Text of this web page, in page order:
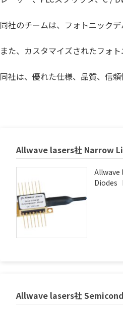
同社のチームは、フォトニック
また、カスタマイズされたフォ
同社は、優れた仕様、品質、信
Allwave lasers社 Narrow
Allwave
Diodes
Allwave lasers社